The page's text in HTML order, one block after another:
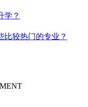
学？
比较热门的专业？